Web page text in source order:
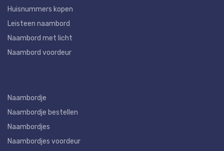
Huisnummers kopen
Leisteen naambord
Naambord met licht
Naambord voordeur
Naambordje
Naambordje bestellen
Naambordjes
Naambordjes voordeur